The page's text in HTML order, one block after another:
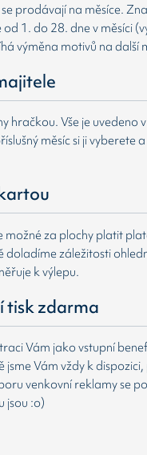
prodávají na měsíce.
1. do 28. dne v měsíci
výměna motivů na další
hračkou. Vše je uvedeno
měsíc si ji vyberete
možné za plochy platit
doladíme záležitosti
k výlepu.
tisk zdarma
Vám jako vstupní
Vám vždy k
venkovní reklamy se
jsou :o)